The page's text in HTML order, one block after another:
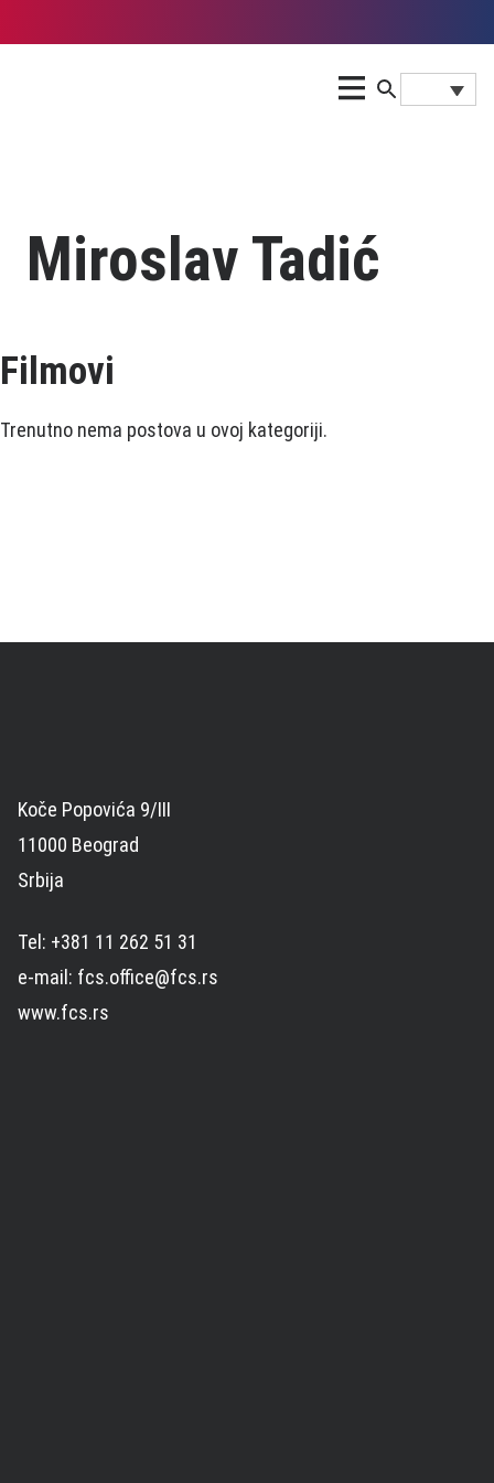
Miroslav Tadić
Filmovi
Trenutno nema postova u ovoj kategoriji.
Koče Popovića 9/III
11000 Beograd
Srbija
Tel: +381 11 262 51 31
e-mail: fcs.office@fcs.rs
www.fcs.rs